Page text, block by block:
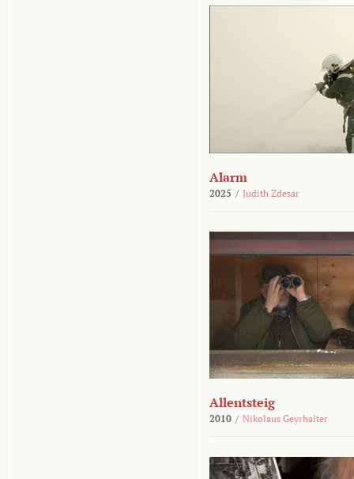
Alarm
2025 / Judith Zdesar
Allentsteig
2010 / Nikolaus Geyrhalter